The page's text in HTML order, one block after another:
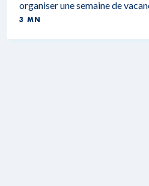
organiser une semaine de
3 MN